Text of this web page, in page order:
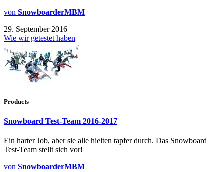
von SnowboarderMBM
29. September 2016
Wie wir getestet haben
Products
Snowboard Test-Team 2016-2017
Ein harter Job, aber sie alle hielten tapfer durch. Das Snowboard
Test-Team stellt sich vor!
von SnowboarderMBM